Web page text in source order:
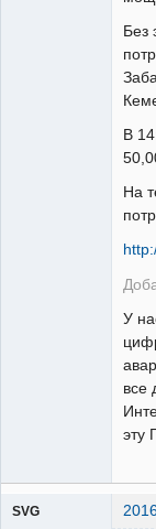
Без
В
На
У
все
эту
SVG